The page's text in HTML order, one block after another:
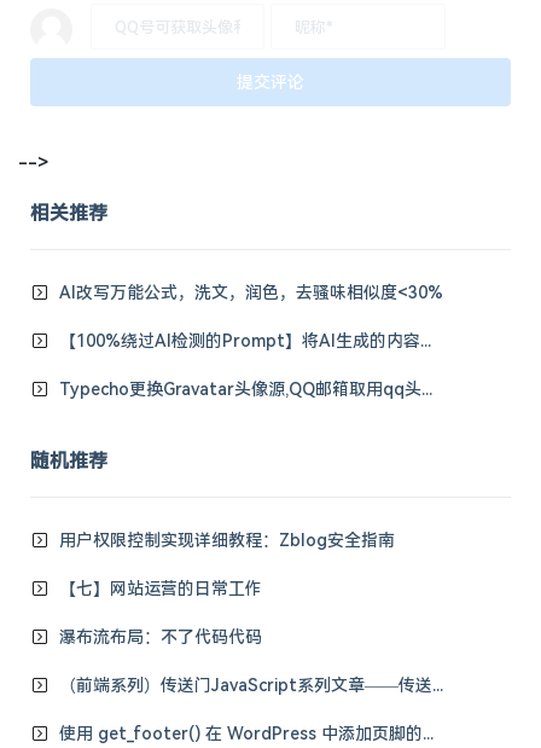
-->
相关推荐
AI改写万能公式，洗文，润色，去骚味相似度<30%
【100%绕过AI检测的Prompt】将AI生成的内容完全重写，使其具有真实人类作者的特征
Typecho更换Gravatar头像源,QQ邮箱取用qq头像教程
随机推荐
用户权限控制实现详细教程：Zblog安全指南
【七】网站运营的日常工作
瀑布流布局：不了代码代码
（前端系列）传送门JavaScript系列文章——传送门文章目录
使用 get_footer() 在 WordPress 中添加页脚的步骤